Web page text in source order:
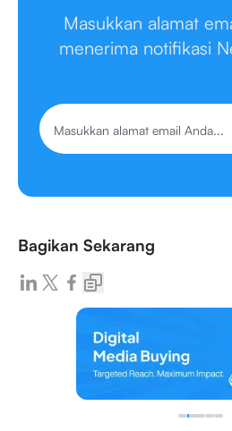
Masukkan alamat
menerima notifikasi
Bagikan Sekarang